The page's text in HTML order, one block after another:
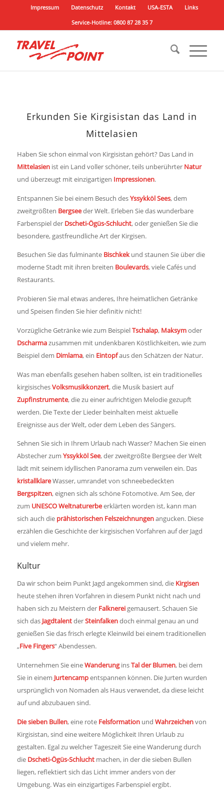
Impressum Datenschutz Kontakt USA-ESTA
Links
Service-Hotline: 0800 87 28 35 7
Erkunden Sie Kirgisistan das Land in
Mittelasien
Haben Sie schon einmal von Kirgisistan gehört? Das Land in
Mittelasienist ein Land voller schöner, teils unberührter Natur
und überzeugt mit einzigartigen Impressionen.
Entspannen Sie bei einem Besuch desYssykköl Sees, dem
zweitgrößten Bergseeder Welt. Erleben Sie das wunderbare
Farbenspiel der Dscheti-Ögüs-Schlucht, oder genießen Sie die
besondere, gastfreundliche Art der Kirgisen.
Besuchen Sie das fulminante Bischkekund staunen Sie über die
moderne Stadt mit ihren breiten Boulevards, viele Cafés und
Restaurants.
Probieren Sie mal etwas anderes, Ihre heimatlichen Getränke
und Speisen finden Sie hier definitiv nicht!
Vorzügliche Getränke wie zum BeispielTschalap, Maksymoder
Dscharmazusammen mit undenkbaren Köstlichkeiten, wie zum
Beispiel dem Dimlama, ein Eintopfaus den Schätzen der Natur.
Was man ebenfalls gesehen haben sollten, ist ein traditionelles
kirgisischesVolksmusikkonzert, die Musik basiert auf
Zupfinstrumente, die zu einer aufrichtigen Melodie gezupft
werden. Die Texte der Lieder beinhalten meist aktuelle
Ereignisse aus der Welt, oder dem Leben des Sängers.
Sehnen Sie sich in Ihrem Urlaub nach Wasser? Machen Sie einen
Abstecher zum Yssykköl See, der zweitgrößte Bergsee der Welt
lädt mit seinem idyllischen Panorama zum verweilen ein. Das
kristallklareWasser, umrandet von schneebedeckten
Bergspitzen, eignen sich als schöne Fotomotive. Am See, der
zum UNESCOWeltnaturerbeerklärten worden ist, kann man
sich auch die prähistorischen Felszeichnungenangucken. Diese
erzählen die Geschichte der kirgisischen Vorfahren auf der Jagd
und vielem mehr.
Kultur
Da wir schon beim Punkt Jagd angekommen sind, die Kirgisen
heute stehen ihren Vorfahren in diesem Punkt nicht nach und
haben sich zu Meistern der Falknereigemausert. Schauen Sie
sich das JagdtalentderSteinfalkendoch einmal genau an und
genießen Sie das frisch erlegte Kleinwild bei einem traditionellen
„Five Fingers“ Abendessen.
Unternehmen Sie eineWanderunginsTal der Blumen, bei dem
Sie in einem Jurtencampentspannen können. Die Jurten wurden
ursprünglich von Nomaden als Haus verwendet, da diese leicht
auf und abzubauen sind.
Die sieben Bullen, eine rote Felsformationund Wahrzeichenvon
Kirgisistan, sind eine weitere Möglichkeit Ihren Urlaub zu
gestalten. Egal zu welcher Tageszeit Sie eine Wanderung durch
die Dscheti-Ögüs-Schluchtmachen, in der die sieben Bullen
liegen, reflektiert sich das Licht immer anders von der
Umgebung. Was ein einzigartiges Farbenspiel ergibt.